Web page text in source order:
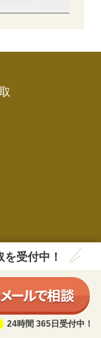
受付中！
24時間 365日受付中！